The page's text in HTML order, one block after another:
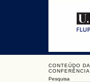
CONTEÚDO DA
CONFERÊNCIA
Pesquisa